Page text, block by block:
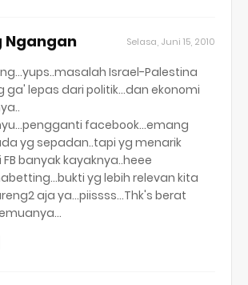
Ngangan Selasa, Juni 15, 2010
Israel-Palestina
ga' lepas dari politik...dan ekonomi
facebook...emang
yg sepadan..tapi yg menarik
banyak kayaknya..heee
yg lebih relevan kita
aja ya...piissss...Thk's berat